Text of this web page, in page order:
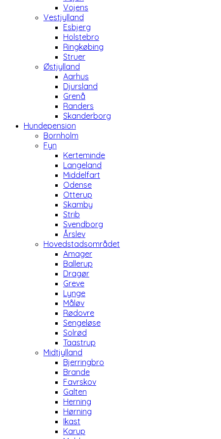
Vojens
Vestjylland
Esbjerg
Holstebro
Ringkøbing
Struer
Østjylland
Aarhus
Djursland
Grenå
Randers
Skanderborg
Hundepension
Bornholm
Fyn
Kerteminde
Langeland
Middelfart
Odense
Otterup
Skamby
Strib
Svendborg
Årslev
Hovedstadsområdet
Amager
Ballerup
Dragør
Greve
Lynge
Måløv
Rødovre
Sengeløse
Solrød
Taastrup
Midtjylland
Bjerringbro
Brande
Favrskov
Galten
Herning
Hørning
Ikast
Karup